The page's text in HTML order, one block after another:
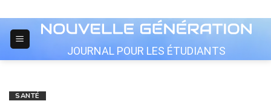
to
content
JOURNAL POUR LES ÉTUDIANTS
SANTÉ